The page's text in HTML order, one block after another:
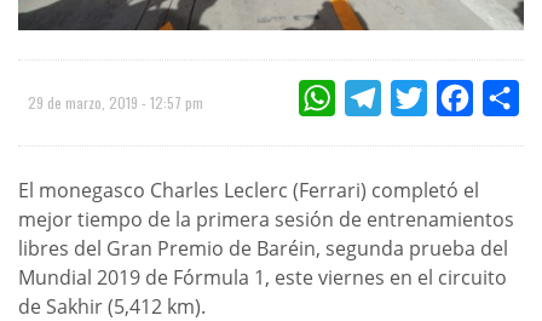
29 de marzo, 2019 - 12:57 pm WHATSAPPTELEGRAMTWITTER
El monegasco Charles Leclerc (Ferrari) completó el
mejor tiempo de la primera sesión de entrenamientos
libres del Gran Premio de Baréin, segunda prueba del
Mundial 2019 de Fórmula 1, este viernes en el circuito
de Sakhir (5,412 km).